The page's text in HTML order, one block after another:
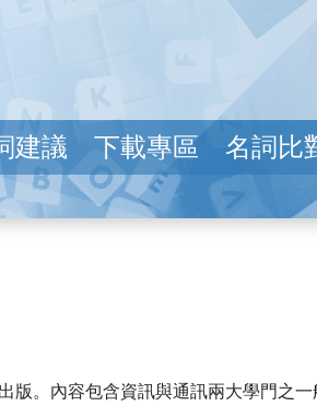
建議 下載專區 名詞比
版。內容包含資訊與通訊兩大學門